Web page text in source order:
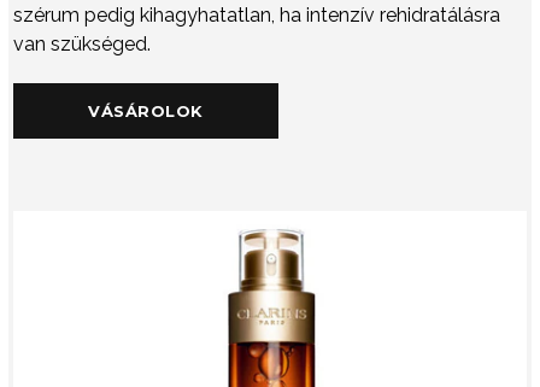
szérum pedig kihagyhatatlan, ha intenzív rehidratálásra
van szükséged.
VÁSÁROLOK